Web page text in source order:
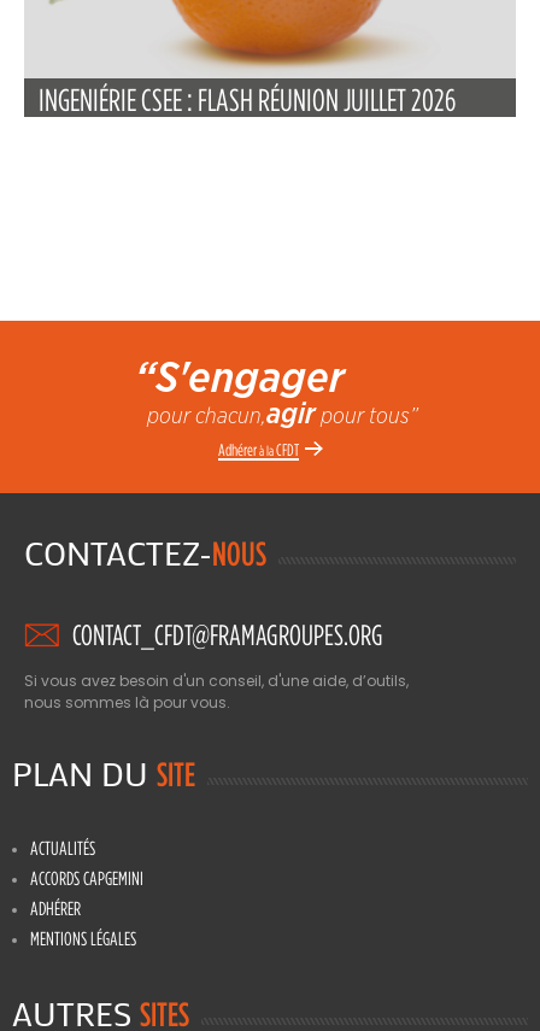
INGENIÉRIE CSEE : FLASH RÉUNION JUILLET 2026
“S'engager
pour chacun,agirpour tous”
Adhérerà laCFDT
CONTACTEZ-NOUS
CONTACT_CFDT@FRAMAGROUPES.ORG
Si vous avez besoin d'un conseil, d'une aide, d’outils,
nous sommes là pour vous.
PLAN DU SITE
ACTUALITÉS
ACCORDS CAPGEMINI
ADHÉRER
MENTIONS LÉGALES
AUTRES SITES